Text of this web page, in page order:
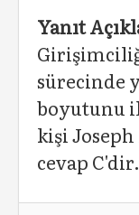
Yanıt
sürecinde
boyutunu
kişi
cevap C'dir.